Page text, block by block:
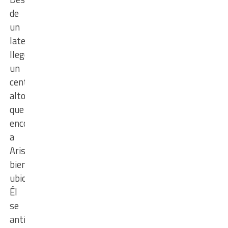
de
un
lateral,
llegó
un
centro
alto
que
encontró
a
Arismendi
bien
ubicado.
Él
se
anticipó